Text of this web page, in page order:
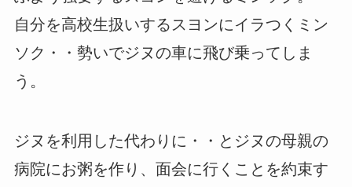
自分を高校生扱いするスヨンにイラつくミン
ソク・・勢いでジヌの車に飛び乗ってしま
う。
ジヌを利用した代わりに・・とジヌの母親の
病院にお粥を作り、面会に行くことを約束す